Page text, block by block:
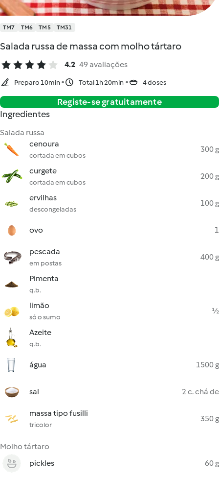
TM7 TM6 TM5 TM31
Salada russa de massa com molho tártaro
4.2 49 avaliações
Preparo 10min Total 1h 20min 4 doses
Registe-se gratuitamente
Ingredientes
Salada russa
cenoura
cortada em cubos
300 g
curgete
cortada em cubos
200 g
ervilhas
descongeladas
100 g
ovo 1
pescada
em postas
400 g
Pimenta
q.b.
limão
só o sumo
½
Azeite
q.b.
água 1500 g
sal 2 c. chá de
massa tipo fusilli
tricolor
350 g
Molho tártaro
pickles
60 g